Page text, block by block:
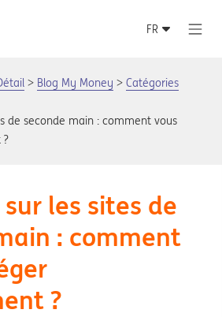
Blog My Money
Catégories
de seconde main : comment vous
?
les sites de
: comment
?